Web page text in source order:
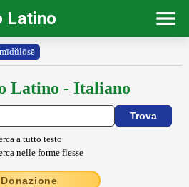
Latino
Latino - Italiano
a tutto testo
nelle forme flesse
Donazione